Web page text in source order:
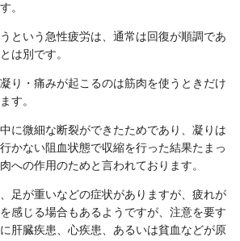
。
という急性疲労は、通常は回復が順調であ
は別です。
り・痛みが起こるのは筋肉を使うときだけ
す。
に微細な断裂ができたためであり、凝りは
かない阻血状態で収縮を行った結果たまっ
への作用のためと言われております。
足が重いなどの症状がありますが、疲れが
感じる場合もあるようですが、注意を要す
肝臓疾患、心疾患、あるいは貧血などが原